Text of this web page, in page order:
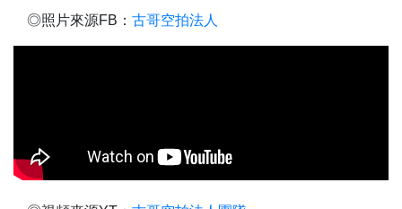
◎照片來源FB： 古哥空拍法人